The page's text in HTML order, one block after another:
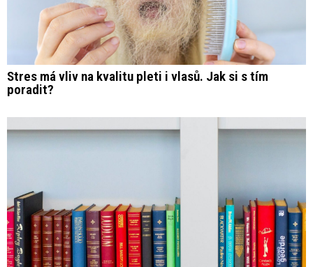
Stres má vliv na kvalitu pleti i vlasů. Jak si s tím
poradit?